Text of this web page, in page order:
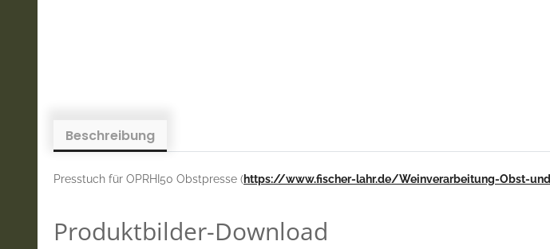
Beschreibung
Presstuch für OPRHI50 Obstpresse (https://www.fischer-lahr.de/Weinverarbeitung-Obst-
Produktbilder-Download